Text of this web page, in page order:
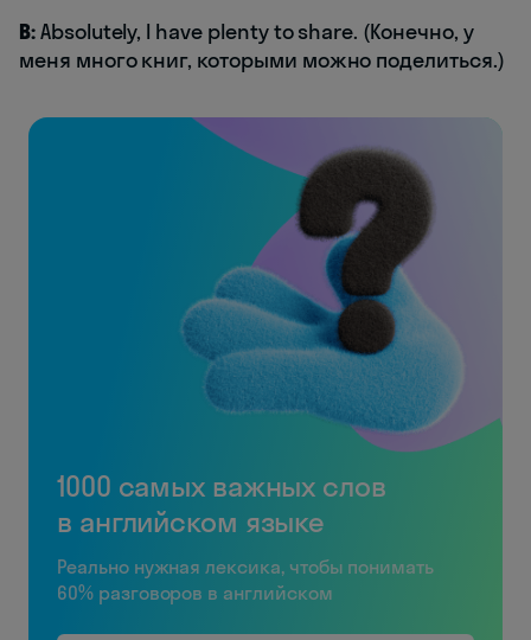
B:Absolutely, I have plenty to share. (Конечно, у
меня много книг, которыми можно поделиться.)
1000 самых важных слов
в английском языке
Реально нужная лексика, чтобы понимать
60% разговоров в английском